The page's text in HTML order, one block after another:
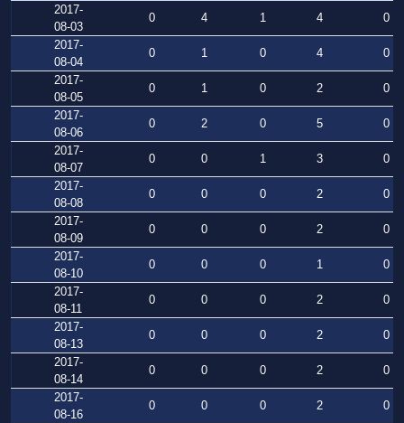
2017-
08-03
0 4 1 4
0
2017-
08-04
0 1 0 4
0
2017-
08-05
0 1 0 2
0
2017-
08-06
0 2 0 5
0
2017-
08-07
0 0 1 3
0
2017-
08-08
0 0 0 2
0
2017-
08-09
0 0 0 2
0
2017-
08-10
0 0 0 1
0
2017-
08-11
0 0 0 2
0
2017-
08-13
0 0 0 2
0
2017-
08-14
0 0 0 2
0
2017-
08-16
0 0 0 2
0